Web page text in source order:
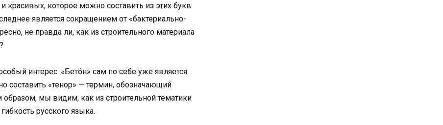
которое можно составить из этих букв.
является сокращением от «бактериально-
не правда ли, как из строительного материала
интерес. «Бето́н» сам по себе уже является
составить «тенор» — термин, обозначающий
мы видим, как из строительной тематики
русского языка.